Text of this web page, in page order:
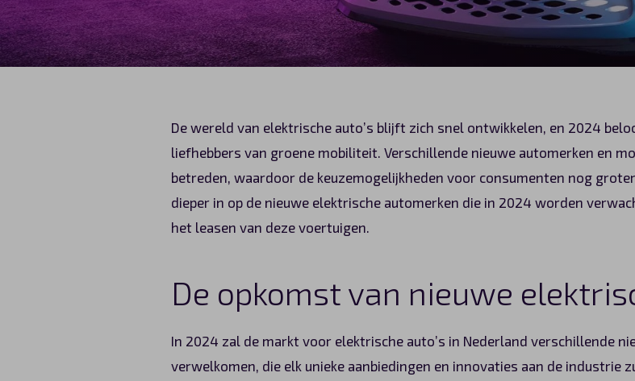
De wereld van elektrische auto’s blijft zich snel ontwikkelen, en 2024
liefhebbers van groene mobiliteit. Verschillende nieuwe automerken en
betreden, waardoor de keuzemogelijkheden voor consumenten nog
dieper in op de nieuwe elektrische automerken die in 2024 worden
het leasen van deze voertuigen.
De opkomst van nieuwe
In 2024 zal de markt voor elektrische auto’s in Nederland verschillende
verwelkomen, die elk unieke aanbiedingen en innovaties aan de industrie
Contact